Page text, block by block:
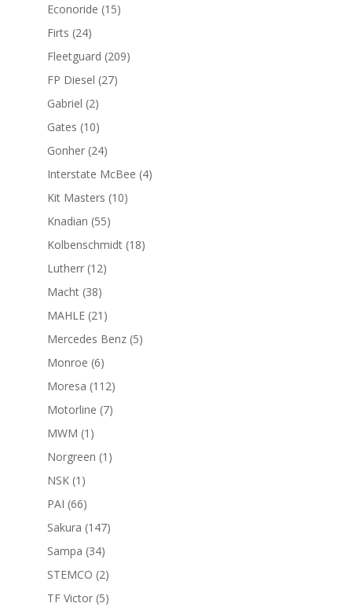
Econoride 1515
Firts 2424
productos
Fleetguard 209209
FP Diesel 2727
Gabriel 22
productos
Gates 1010
productos
Gonher 2424
productos
Interstate McBee 44
Kit Masters 1010
Knadian 5555
productos
Kolbenschmidt 1818
Lutherr 1212
Macht 3838
productos
MAHLE 21 21
productos
Mercedes Benz 55
Monroe 66
productos
Moresa 112112
productos
Motorline 77
MWM 1 1
producto
Norgreen 1 1
NSK 1 1
producto
PAI 6666
productos
Sakura 147147
Sampa 3434
productos
STEMCO 22
productos
TF Victor 55